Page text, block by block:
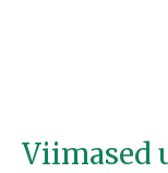
Viimased